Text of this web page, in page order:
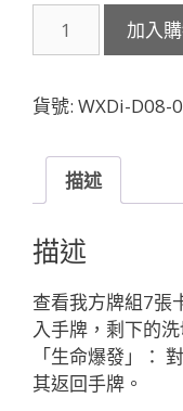
D08-
ゲ
ト・
ッ
グ
バ
イ
ブ
ル
「白
色
加入
貨號: WXDi-D08-
描述
描述
查看我方牌組7張
入手牌，剩下的
「生命爆發」：
其返回手牌。